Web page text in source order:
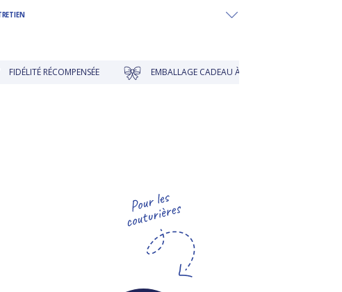
RÉCOMPENSÉE EMBALLAGE CADEAU À PRIX DOUX